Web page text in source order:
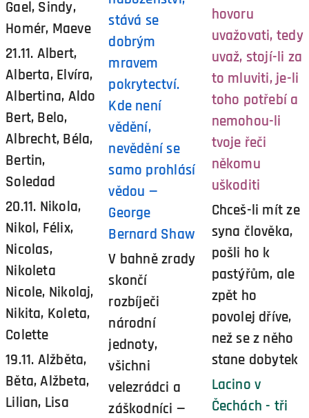
Gael, Sindy,
Homér, Maeve
21.11. Albert,
Alberta, Elvíra,
Albertina, Aldo
Bert, Belo,
Albrecht, Béla,
Bertin,
Soledad
20.11. Nikola,
Nikol, Félix,
Nicolas,
Nikoleta
Nicole, Nikolaj,
Nikita, Koleta,
Colette
19.11. Alžběta,
Běta, Alžbeta,
Lilian, Lisa
stává se
dobrým
mravem
pokrytectví.
Kde není
vědění,
nevědění se
samo prohlásí
vědou —
George
Bernard Shaw
V bahně zrady
skončí
rozbíječi
národní
jednoty,
všichni
velezrádci a
záškodníci —
hovoru
uvažovati, tedy
uvaž, stojí-li za
to mluviti, je-li
toho potřebí a
nemohou-li
tvoje řeči
někomu
uškoditi
Chceš-li mít ze
syna člověka,
pošli ho k
pastýřům, ale
zpět ho
povolej dříve,
než se z něho
stane dobytek
Lacino v
Čechách - tři